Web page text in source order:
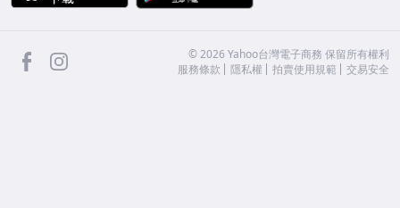
facebook ©2026 Yahoo台灣電子商務 保留所有權利
服務條款
隱私權 拍賣使用規範 交易安全